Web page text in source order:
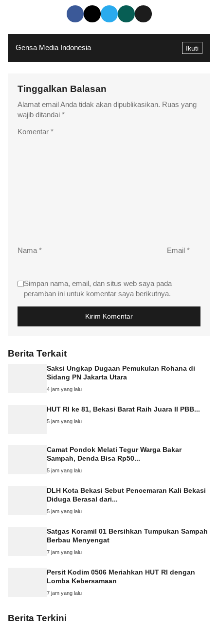
Gensa Media Indonesia Ikuti
Tinggalkan Balasan
Alamat email Anda tidak akan dipublikasikan. Ruas yang
wajib ditandai *
Komentar *
Nama * Email *
Simpan nama, email, dan situs web saya pada
peramban ini untuk komentar saya berikutnya.
Berita Terkait
Saksi Ungkap Dugaan Pemukulan Rohana di
Sidang PN Jakarta Utara
4 jam yang lalu
HUT RI ke 81, Bekasi Barat Raih Juara II PBB...
5 jam yang lalu
Camat Pondok Melati Tegur Warga Bakar
Sampah, Denda Bisa Rp50...
5 jam yang lalu
DLH Kota Bekasi Sebut Pencemaran Kali Bekasi
Diduga Berasal dari...
5 jam yang lalu
Satgas Koramil 01 Bersihkan Tumpukan Sampah
Berbau Menyengat
7 jam yang lalu
Persit Kodim 0506 Meriahkan HUT RI dengan
Lomba Kebersamaan
7 jam yang lalu
Berita Terkini